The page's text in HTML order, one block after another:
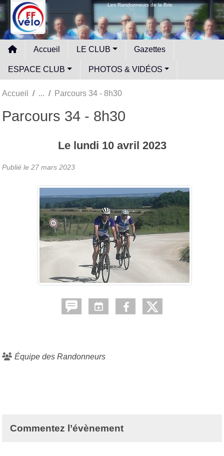
Les Randonneurs de la Brie
Accueil LE CLUB Gazettes
ESPACE CLUB PHOTOS & VIDÉOS
Accueil Parcours 34 - 8h30
Parcours 34 - 8h30
Le lundi 10 avril 2023
Publié le 27 mars 2023
Équipe des Randonneurs
Commentez l’évènement
Panneau de gestion des cookies